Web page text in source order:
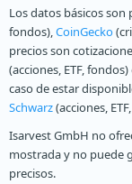
Los datos básicos
fondos),CoinGecko
precios son
(acciones, ETF,
caso de estar
Schwarz(acciones,
Isarvest GmbH no
mostrada y no puede
precisos.